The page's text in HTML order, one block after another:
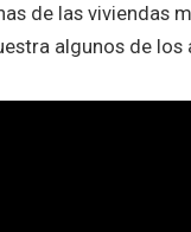
de las viviendas
algunos de